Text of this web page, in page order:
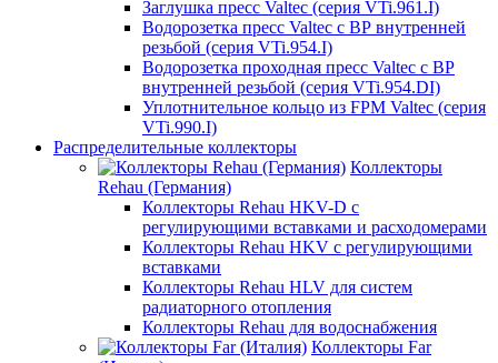
Заглушка пресс Valtec (серия VTi.961.I)
Водорозетка пресс Valtec с ВР внутренней
резьбой (серия VTi.954.I)
Водорозетка проходная пресс Valtec с ВР
внутренней резьбой (серия VTi.954.DI)
Уплотнительное кольцо из FPM Valtec (серия
VTi.990.I)
Распределительные коллекторы
Коллекторы
Rehau (Германия)
Коллекторы Rehau HKV-D с
регулирующими вставками и расходомерами
Коллекторы Rehau HKV с регулирующими
вставками
Коллекторы Rehau HLV для систем
радиаторного отопления
Коллекторы Rehau для водоснабжения
Коллекторы Far